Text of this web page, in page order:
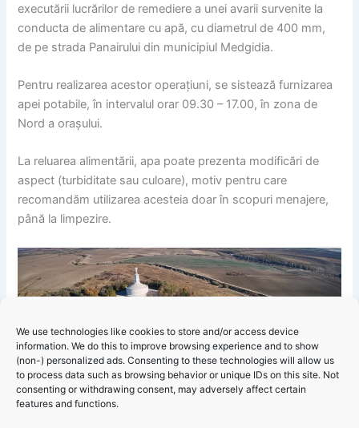
We use technologies like cookies to store and/or access device
information. We do this to improve browsing experience and to show
(non-) personalized ads. Consenting to these technologies will allow us
to process data such as browsing behavior or unique IDs on this site. Not
consenting or withdrawing consent, may adversely affect certain
features and functions.
executării lucrărilor de remediere a unei avarii survenite la
conducta de alimentare cu apă, cu diametrul de 400 mm,
de pe strada Panairului din municipiul Medgidia.
Pentru realizarea acestor operațiuni, se sistează furnizarea
apei potabile, în intervalul orar 09.30 – 17.00, în zona de
Nord a orașului.
La reluarea alimentării, apa poate prezenta modificări de
aspect (turbiditate sau culoare), motiv pentru care
recomandăm utilizarea acesteia doar în scopuri menajere,
până la limpezire.
Ne cerem scuze pentru neplăcerile create utilizatorilor
afectați, pe care îi asigurăm că echipele de intervenție vor
face tot posibilul pentru finalizarea lucrărilor și reluarea
furnizării apei în cel mai scurt timp.